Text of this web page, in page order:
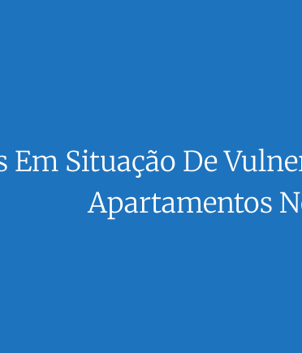
Situação De
Apartamentos